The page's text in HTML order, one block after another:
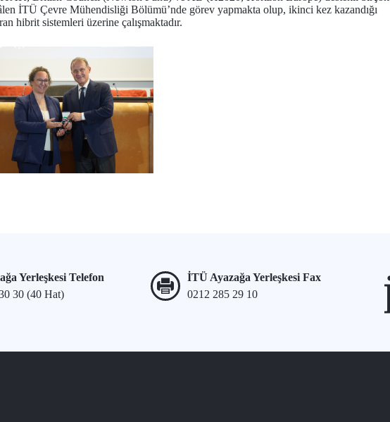
İTÜ Çevre Mühendisliği Bölümü’nde görev yapmakta olup, ikinci kez kazandığı
hibrit sistemleri üzerine çalışmaktadır.
Yerleşkesi Telefon
30 (40 Hat)
İTÜ Ayazağa Yerleşkesi Fax
0212 285 29 10